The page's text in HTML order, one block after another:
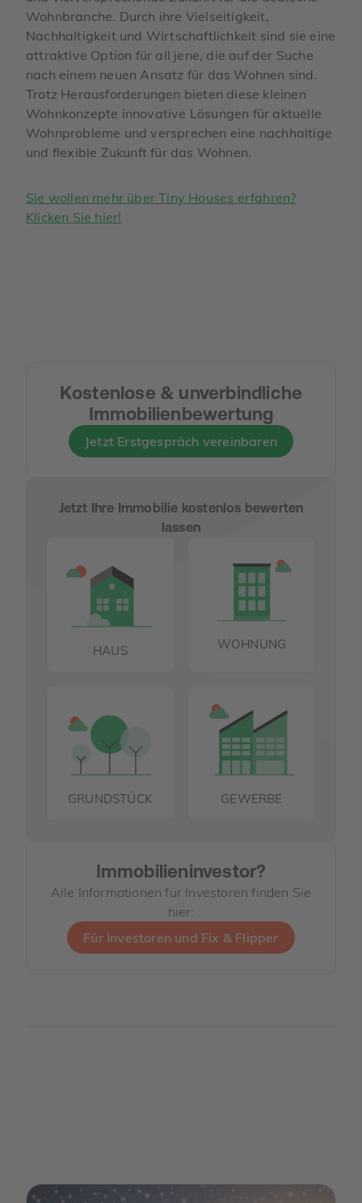
Wohnbranche. Durch ihre Vielseitigkeit,
Nachhaltigkeit und Wirtschaftlichkeit sind sie eine
attraktive Option für all jene, die auf der Suche
nach einem neuen Ansatz für das Wohnen sind.
Trotz Herausforderungen bieten diese kleinen
Wohnkonzepte innovative Lösungen für aktuelle
Wohnprobleme und versprechen eine nachhaltige
und flexible Zukunft für das Wohnen.
Sie wollen mehr über Tiny Houses erfahren?
Klicken Sie hier!
Kostenlose & unverbindliche
Immobilienbewertung
Jetzt Erstgespräch vereinbaren
Jetzt Ihre Immobilie kostenlos bewerten
lassen
HAUS WOHNUNG
GRUNDSTÜCK GEWERBE
Immobilieninvestor?
Alle Informationen für Investoren finden Sie
hier:
Für Investoren und Fix & Flipper